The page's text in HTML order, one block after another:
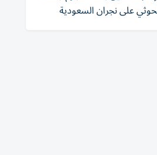
على نجران السعودية